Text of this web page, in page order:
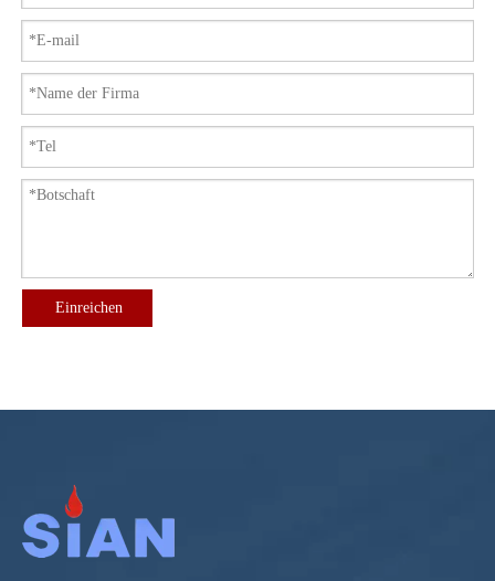
Einreichen